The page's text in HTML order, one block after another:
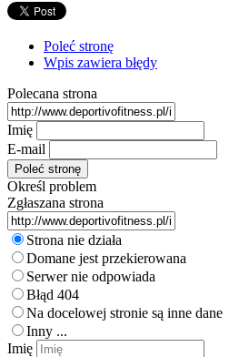
Poleć stronę
Wpis zawiera błędy
Polecana strona
Imię
E-mail
Określ problem
Zgłaszana strona
Strona nie działa
Domane jest przekierowana
Serwer nie odpowiada
Błąd 404
Na docelowej stronie są inne dane
Inny ...
Imię